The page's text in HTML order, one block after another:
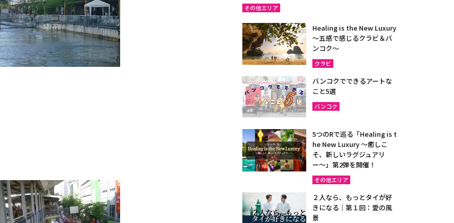
その他エリア
Healing is the New Luxury
～五感で感じるクラビ＆バ
ンコク～
クラビ
バンコクでできるアートな
こと5選
バンコク
5つのRで巡る「Healing is t
he New Luxury ～癒しこ
そ、新しいラグジュアリ
ー〜」第2弾を開催！
その他エリア
２人なら、もっとタイが好
きになる｜第１回：愛の風
景